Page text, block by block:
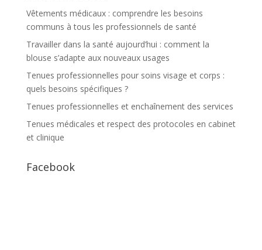
Vêtements médicaux : comprendre les besoins
communs à tous les professionnels de santé
Travailler dans la santé aujourd’hui : comment la
blouse s’adapte aux nouveaux usages
Tenues professionnelles pour soins visage et corps :
quels besoins spécifiques ?
Tenues professionnelles et enchaînement des services
Tenues médicales et respect des protocoles en cabinet
et clinique
Facebook